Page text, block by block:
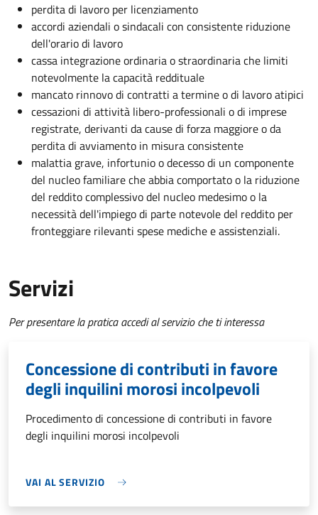
perdita di lavoro per licenziamento
accordi aziendali o sindacali con consistente riduzione
dell'orario di lavoro
cassa integrazione ordinaria o straordinaria che limiti
notevolmente la capacità reddituale
mancato rinnovo di contratti a termine o di lavoro atipici
cessazioni di attività libero-professionali o di imprese
registrate, derivanti da cause di forza maggiore o da
perdita di avviamento in misura consistente
malattia grave, infortunio o decesso di un componente
del nucleo familiare che abbia comportato o la riduzione
del reddito complessivo del nucleo medesimo o la
necessità dell'impiego di parte notevole del reddito per
fronteggiare rilevanti spese mediche e assistenziali.
Servizi
Per presentare la pratica accedi al servizio che ti interessa
Concessione di contributi in favore
degli inquilini morosi incolpevoli
Procedimento di concessione di contributi in favore
degli inquilini morosi incolpevoli
VAI AL SERVIZIO